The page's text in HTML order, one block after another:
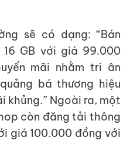
sẽ có dạng: “Bán
GB với giá 99.000
mãi nhằm tri ân
bá thương hiệu
khủng.” Ngoài ra, một
còn đăng tải thông
giá 100.000 đồng với